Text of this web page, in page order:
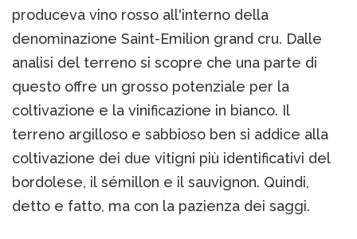
produceva vino rosso all'interno della
denominazione Saint-Emilion grand cru. Dalle
analisi del terreno si scopre che una parte di
questo offre un grosso potenziale per la
coltivazione e la vinificazione in bianco. Il
terreno argilloso e sabbioso ben si addice alla
coltivazione dei due vitigni più identificativi del
bordolese, il sémillon e il sauvignon. Quindi,
detto e fatto, ma con la pazienza dei saggi.